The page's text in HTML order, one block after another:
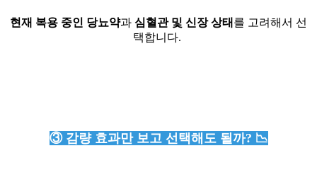
현재 복용 중인 당뇨약과 심혈관 및 신장 상태 를 고려해서 선
택합니다.
③ 감량 효과만 보고 선택해도 될까? 📉